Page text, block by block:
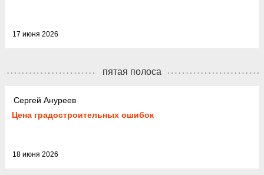
17 июня 2026
пятая полоса
Сергей Ануреев
Цена градостроительных ошибок
18 июня 2026